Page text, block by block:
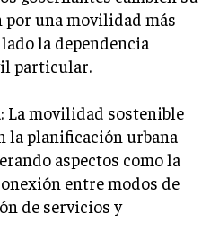
una movilidad más
la dependencia
particular.
La movilidad sostenible
la planificación urbana
aspectos como la
entre modos de
de servicios y